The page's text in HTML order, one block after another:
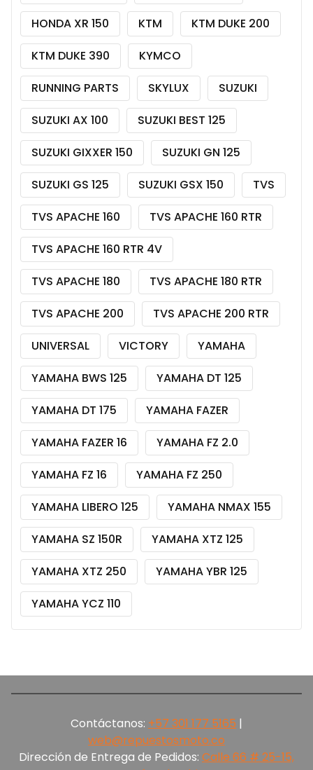
HONDA XR 150
KTM
KTM DUKE 200
KTM DUKE 390
KYMCO
RUNNING PARTS
SKYLUX
SUZUKI
SUZUKI AX 100
SUZUKI BEST 125
SUZUKI GIXXER 150
SUZUKI GN 125
SUZUKI GS 125
SUZUKI GSX 150
TVS
TVS APACHE 160
TVS APACHE 160 RTR
TVS APACHE 160 RTR 4V
TVS APACHE 180
TVS APACHE 180 RTR
TVS APACHE 200
TVS APACHE 200 RTR
UNIVERSAL
VICTORY
YAMAHA
YAMAHA BWS 125
YAMAHA DT 125
YAMAHA DT 175
YAMAHA FAZER
YAMAHA FAZER 16
YAMAHA FZ 2.0
YAMAHA FZ 16
YAMAHA FZ 250
YAMAHA LIBERO 125
YAMAHA NMAX 155
YAMAHA SZ 150R
YAMAHA XTZ 125
YAMAHA XTZ 250
YAMAHA YBR 125
YAMAHA YCZ 110
Contáctanos: +57 301 177 5165‬ |
web@repuestosmoto.co
Dirección de Entrega de Pedidos: Calle 66 # 25-15,